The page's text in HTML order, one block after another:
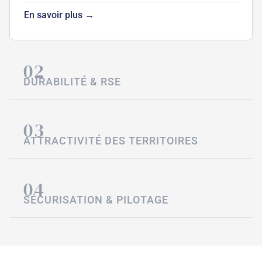
02
DURABILITÉ & RSE
03
ATTRACTIVITÉ DES TERRITOIRES
04
SÉCURISATION & PILOTAGE
En savoir plus →